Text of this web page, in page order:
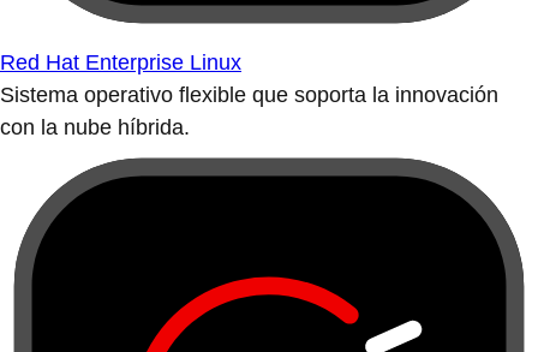
Red Hat Enterprise Linux
Sistema operativo flexible que soporta la innovación
con la nube híbrida.